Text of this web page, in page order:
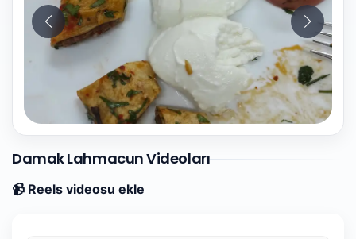
Damak Lahmacun Videoları
📹 Reels videosu ekle